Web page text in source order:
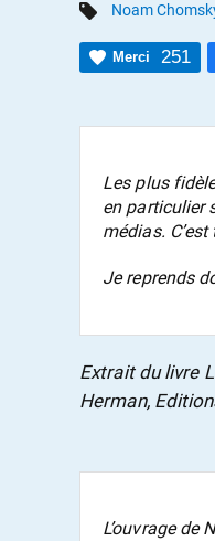
Noam
Merci 251
Les plus
en particulier
médias.
Je reprends
Extrait du livre
Herman,
L’ouvrage de